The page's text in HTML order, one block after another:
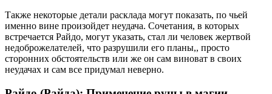
Также некоторые детали расклада могут показать, по чьей
именно вине произойдет неудача. Сочетания, в которых
встречается Райдо, могут указать, стал ли человек жертвой
недоброжелателей, что разрушили его планы,, просто
сторонних обстоятельств или же он сам виноват в своих
неудачах и сам все придумал неверно.